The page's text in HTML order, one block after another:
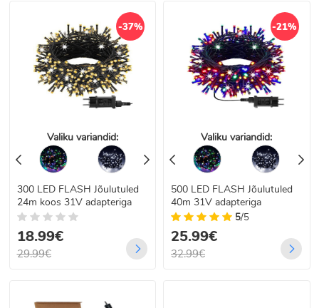
-37%
Valiku variandid:
300 LED FLASH Jõulutuled
24m koos 31V adapteriga
18.99€
29.99€
-21%
Valiku variandid:
500 LED FLASH Jõulutuled
40m 31V adapteriga
5/5
25.99€
32.99€